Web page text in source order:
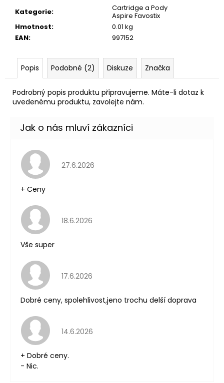
Kategorie:
Cartridge a Pody
Aspire Favostix
Hmotnost:
0.01 kg
EAN: 997152
Popis Podobné (2) Diskuze Značka
Podrobný popis produktu připravujeme. Máte-li dotaz k
uvedenému produktu, zavolejte nám.
Hodnocení obchodu je 5 z 5 hvězdiček.
27.6.2026
+ Ceny
Hodnocení obchodu je 5 z 5 hvězdiček.
18.6.2026
Vše super
Hodnocení obchodu je 5 z 5 hvězdiček.
17.6.2026
Dobré ceny, spolehlivost,jeno trochu delší doprava
Hodnocení obchodu je 5 z 5 hvězdiček.
14.6.2026
+ Dobré ceny.
- Nic.
DESERT
SHIP
11MG
154
Kč
195
Kč